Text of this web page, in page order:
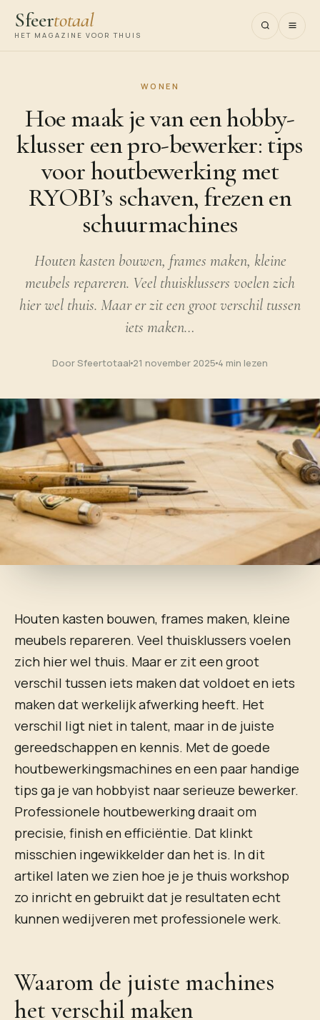
Sfeertotaal
HET MAGAZINE VOOR THUIS
WONEN
Hoe maak je van een hobby-
klusser een pro-bewerker: tips
voor houtbewerking met
RYOBI’s schaven, frezen en
schuurmachines
Houten kasten bouwen, frames maken, kleine
meubels repareren. Veel thuisklussers voelen zich
hier wel thuis. Maar er zit een groot verschil tussen
iets maken…
Door Sfeertotaal 21 november 2025 4 min lezen
Houten kasten bouwen, frames maken, kleine
meubels repareren. Veel thuisklussers voelen
zich hier wel thuis. Maar er zit een groot
verschil tussen iets maken dat voldoet en iets
maken dat werkelijk afwerking heeft. Het
verschil ligt niet in talent, maar in de juiste
gereedschappen en kennis. Met de goede
houtbewerkingsmachines en een paar handige
tips ga je van hobbyist naar serieuze bewerker.
Professionele houtbewerking draait om
precisie, finish en efficiëntie. Dat klinkt
misschien ingewikkelder dan het is. In dit
artikel laten we zien hoe je je thuis workshop
zo inricht en gebruikt dat je resultaten echt
kunnen wedijveren met professionele werk.
Waarom de juiste machines
het verschil maken